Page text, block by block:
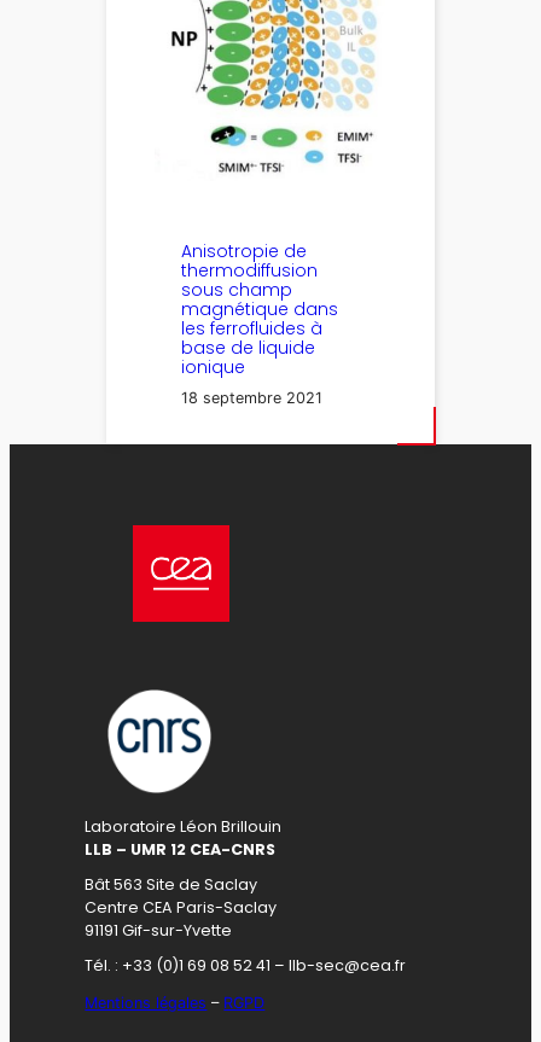
Anisotropie de
thermodiffusion
sous champ
magnétique dans
les ferrofluides à
base de liquide
ionique
18 septembre 2021
Laboratoire Léon Brillouin
LLB – UMR 12 CEA-CNRS
Bât 563 Site de Saclay
Centre CEA Paris-Saclay
91191 Gif-sur-Yvette
Tél. : +33 (0)1 69 08 52 41 – llb-sec@cea.fr
Mentions légales – RGPD